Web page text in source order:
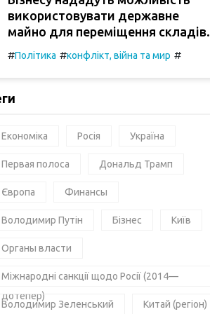
використовувати державне
майно для переміщення складів.
#Політика #конфлікт, війна та мир #
Економіка Росія Україна
Первая полоса Дональд Трамп
Європа Финансы
Володимир Путін Бізнес Київ
Органы власти
Міжнародні санкції щодо Росії (2014—
дотепер)
Володимир Зеленський Китай (регіон)